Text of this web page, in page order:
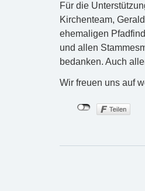
Für die
Kirchenteam,
ehemaligen
und allen
bedanken. Auch
Wir freuen uns auf